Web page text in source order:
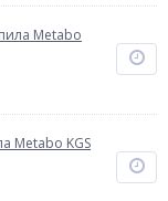
Metabo
Metabo KGS